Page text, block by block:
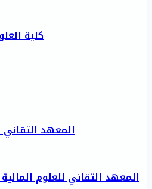
كلية
المعهد
المعهد التقاني للعلوم المالية